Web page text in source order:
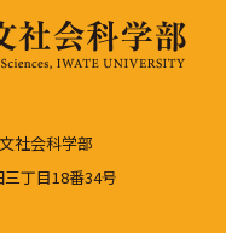
社会科学部
丁目18番34号